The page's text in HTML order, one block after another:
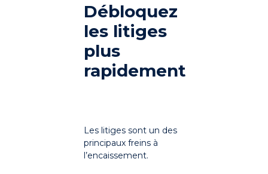
Débloquez
les litiges
plus
rapidement
Les litiges sont un des
principaux freins à
l’encaissement.